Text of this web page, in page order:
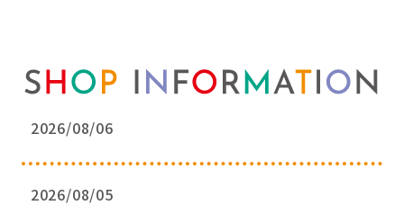
2026/08/06
2026/08/05